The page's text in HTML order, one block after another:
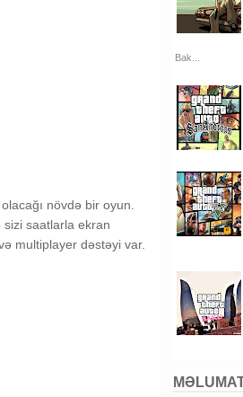
növdə bir oyun.
saatlarla ekran
multiplayer dəstəyi var.
Bak...